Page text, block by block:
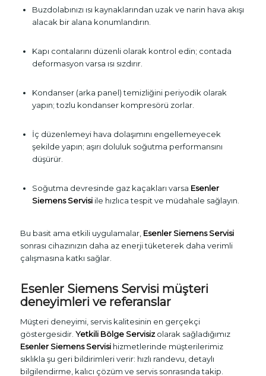
Buzdolabınızı ısı kaynaklarından uzak ve narin hava akışı
alacak bir alana konumlandırın.
Kapı contalarını düzenli olarak kontrol edin; contada
deformasyon varsa ısı sızdırır.
Kondanser (arka panel) temizliğini periyodik olarak
yapın; tozlu kondanser kompresörü zorlar.
İç düzenlemeyi hava dolaşımını engellemeyecek
şekilde yapın; aşırı doluluk soğutma performansını
düşürür.
Soğutma devresinde gaz kaçakları varsa Esenler
Siemens Servisiile hızlıca tespit ve müdahale sağlayın.
Bu basit ama etkili uygulamalar, Esenler Siemens Servisi
sonrası cihazınızın daha az enerji tüketerek daha verimli
çalışmasına katkı sağlar.
Esenler Siemens Servisi müşteri
deneyimleri ve referanslar
Müşteri deneyimi, servis kalitesinin en gerçekçi
göstergesidir. Yetkili Bölge Servisizolarak sağladığımız
Esenler Siemens Servisihizmetlerinde müşterilerimiz
sıklıkla şu geri bildirimleri verir: hızlı randevu, detaylı
bilgilendirme, kalıcı çözüm ve servis sonrasında takip.